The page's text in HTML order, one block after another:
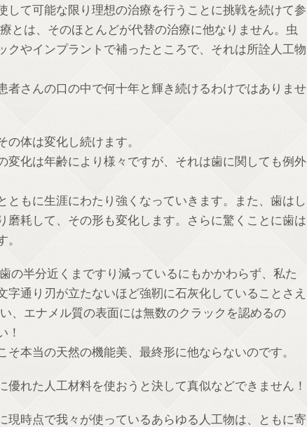
して可能な限り理想の治療を行うことに挑戦を続けて参
とは、そのほとんどが代替の治療に他なりません。虫
クやインプラントで補ったところで、それは所詮人工物
者さんの口の中で何十年と輝き続けるわけではありませ
体は変化し続けます。
変化は年齢により様々ですが、それは歯に関しても例外
ともに生涯にわたり強くなっていきます。また、歯はし
磨耗して、その形も変化します。さらに驚くことに歯は
の半分近くまですり減っているにもかかわらず、私た
字通り刃が立たないほど強靭に石灰化していることさえ
、エナメル質の表面には無数のクラックを認めるの
！
本当の天然の機能美、最終形に他ならないのです。
優れた人工材料を使おうと決して真似などできません！
現時点で我々が使っているあらゆる人工物は、ともに寄